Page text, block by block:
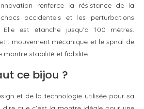
renforce la résistance de la
accidentels et les perturbations
Elle est étanche jusqu’à 100 mètres.
mouvement mécanique et le spiral de
montre stabilité et fiabilité.
ce bijou ?
et de la technologie utilisée pour sa